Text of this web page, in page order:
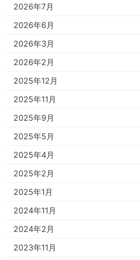
2026年7月
2026年6月
2026年3月
2026年2月
2025年12月
2025年11月
2025年9月
2025年5月
2025年4月
2025年2月
2025年1月
2024年11月
2024年2月
2023年11月